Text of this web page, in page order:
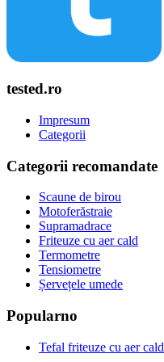
tested.ro
Impresum
Categorii
Categorii recomandate
Scaune de birou
Motoferăstraie
Supramadrace
Friteuze cu aer cald
Termometre
Tensiometre
Șervețele umede
Popularno
Tefal friteuze cu aer cald